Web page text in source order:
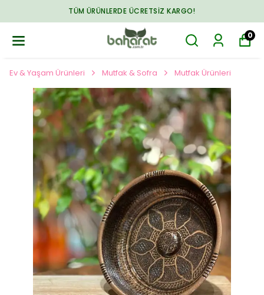
TÜM ÜRÜNLERDE ÜCRETSIZ KARGO!
0
Ev & Yaşam Ürünleri Mutfak & Sofra Mutfak Ürünleri